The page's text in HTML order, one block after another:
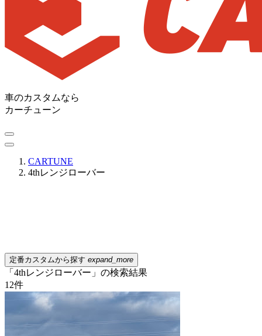
車のカスタムなら
カーチューン
CARTUNE
4thレンジローバー
定番カスタムから探す expand_more
「4thレンジローバー」の検索結果
12件